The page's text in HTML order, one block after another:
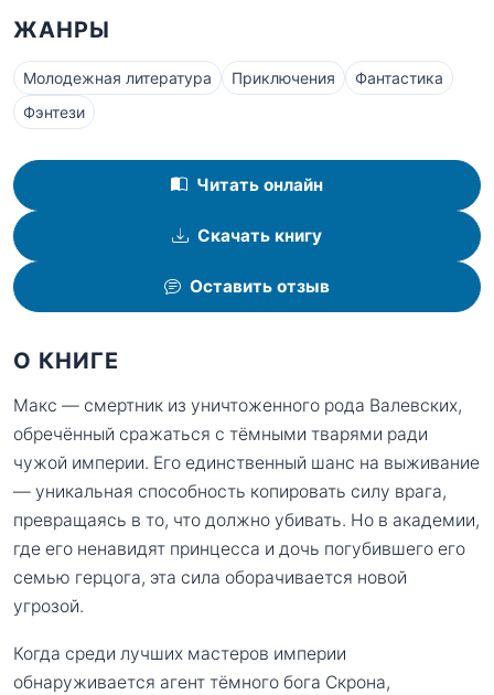
ЖАНРЫ
Молодежная литература Приключения
Фантастика
Фэнтези
Читать онлайн
Скачать книгу
Оставить отзыв
О КНИГЕ
Макс — смертник из уничтоженного рода Валевских,
обречённый сражаться с тёмными тварями ради
чужой империи. Его единственный шанс на выживание
— уникальная способность копировать силу врага,
превращаясь в то, что должно убивать. Но в академии,
где его ненавидят принцесса и дочь погубившего его
семью герцога, эта сила оборачивается новой
угрозой.
Когда среди лучших мастеров империи
обнаруживается агент тёмного бога Скрона,